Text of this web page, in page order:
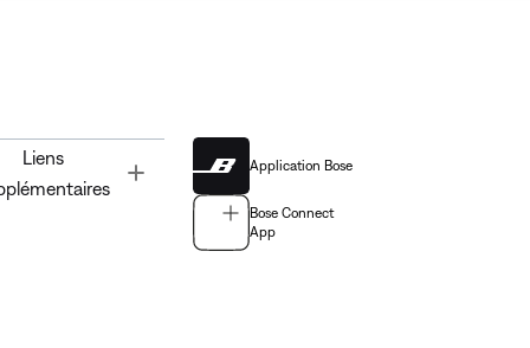
Liens
Application Bose
Bose Connect
App